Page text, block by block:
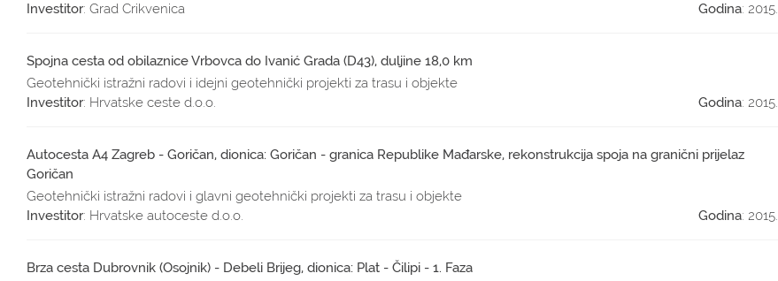
Investitor: Grad Crikvenica Godina: 2015.
Spojna cesta od obilaznice Vrbovca do Ivanić Grada (D43), duljine 18,0 km
Geotehnički istražni radovi i idejni geotehnički projekti za trasu i objekte
Investitor: Hrvatske ceste d.o.o. Godina: 2015.
Autocesta A4 Zagreb - Goričan, dionica: Goričan - granica Republike Mađarske, rekonstrukcija spoja na granični prijelaz
Goričan
Geotehnički istražni radovi i glavni geotehnički projekti za trasu i objekte
Investitor: Hrvatske autoceste d.o.o. Godina: 2015.
Brza cesta Dubrovnik (Osojnik) - Debeli Brijeg, dionica: Plat - Čilipi - 1. Faza